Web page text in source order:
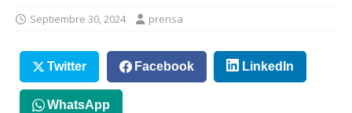
Septiembre 30, 2024 prensa
Twitter Facebook LinkedIn
WhatsApp